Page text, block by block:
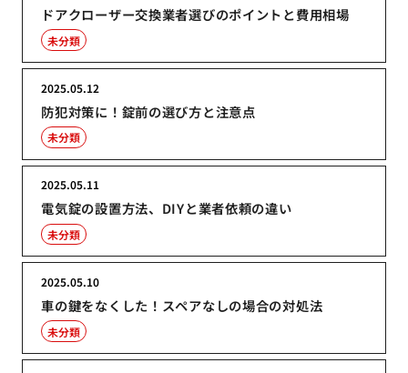
ドアクローザー交換業者選びのポイントと費用相場
未分類
防犯対策に！錠前の選び方と注意点
2025.05.12
未分類
電気錠の設置方法、DIYと業者依頼の違い
2025.05.11
未分類
車の鍵をなくした！スペアなしの場合の対処法
2025.05.10
未分類